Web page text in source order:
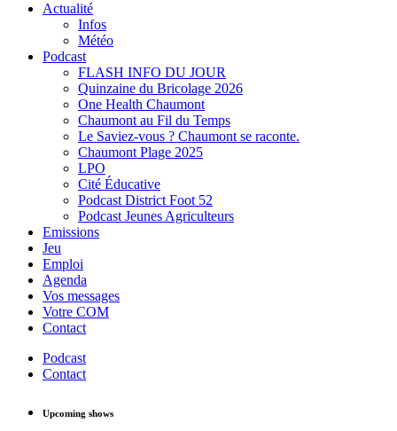
Actualité
Infos
Météo
Podcast
FLASH INFO DU JOUR
Quinzaine du Bricolage 2026
One Health Chaumont
Chaumont au Fil du Temps
Le Saviez-vous ? Chaumont se raconte.
Chaumont Plage 2025
LPO
Cité Éducative
Podcast District Foot 52
Podcast Jeunes Agriculteurs
Emissions
Jeu
Emploi
Agenda
Vos messages
Votre COM
Contact
Podcast
Contact
Upcoming shows